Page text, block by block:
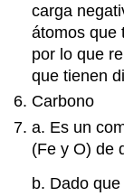
respuestas
Conclusión
del
estudio
caso
y
del
carga
átomos que
por lo que
que tienen
Carbono
a. Es un
(Fe y O) de
b. Dado